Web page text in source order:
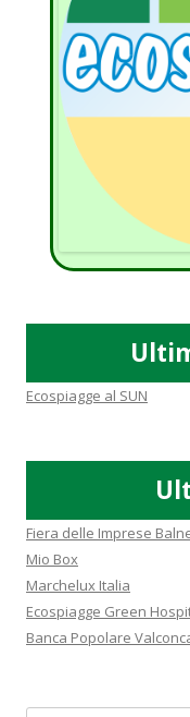
Ecospiagge al SUN
Fiera delle Imprese
Mio Box
Marchelux Italia
Ecospiagge Green
Banca Popolare